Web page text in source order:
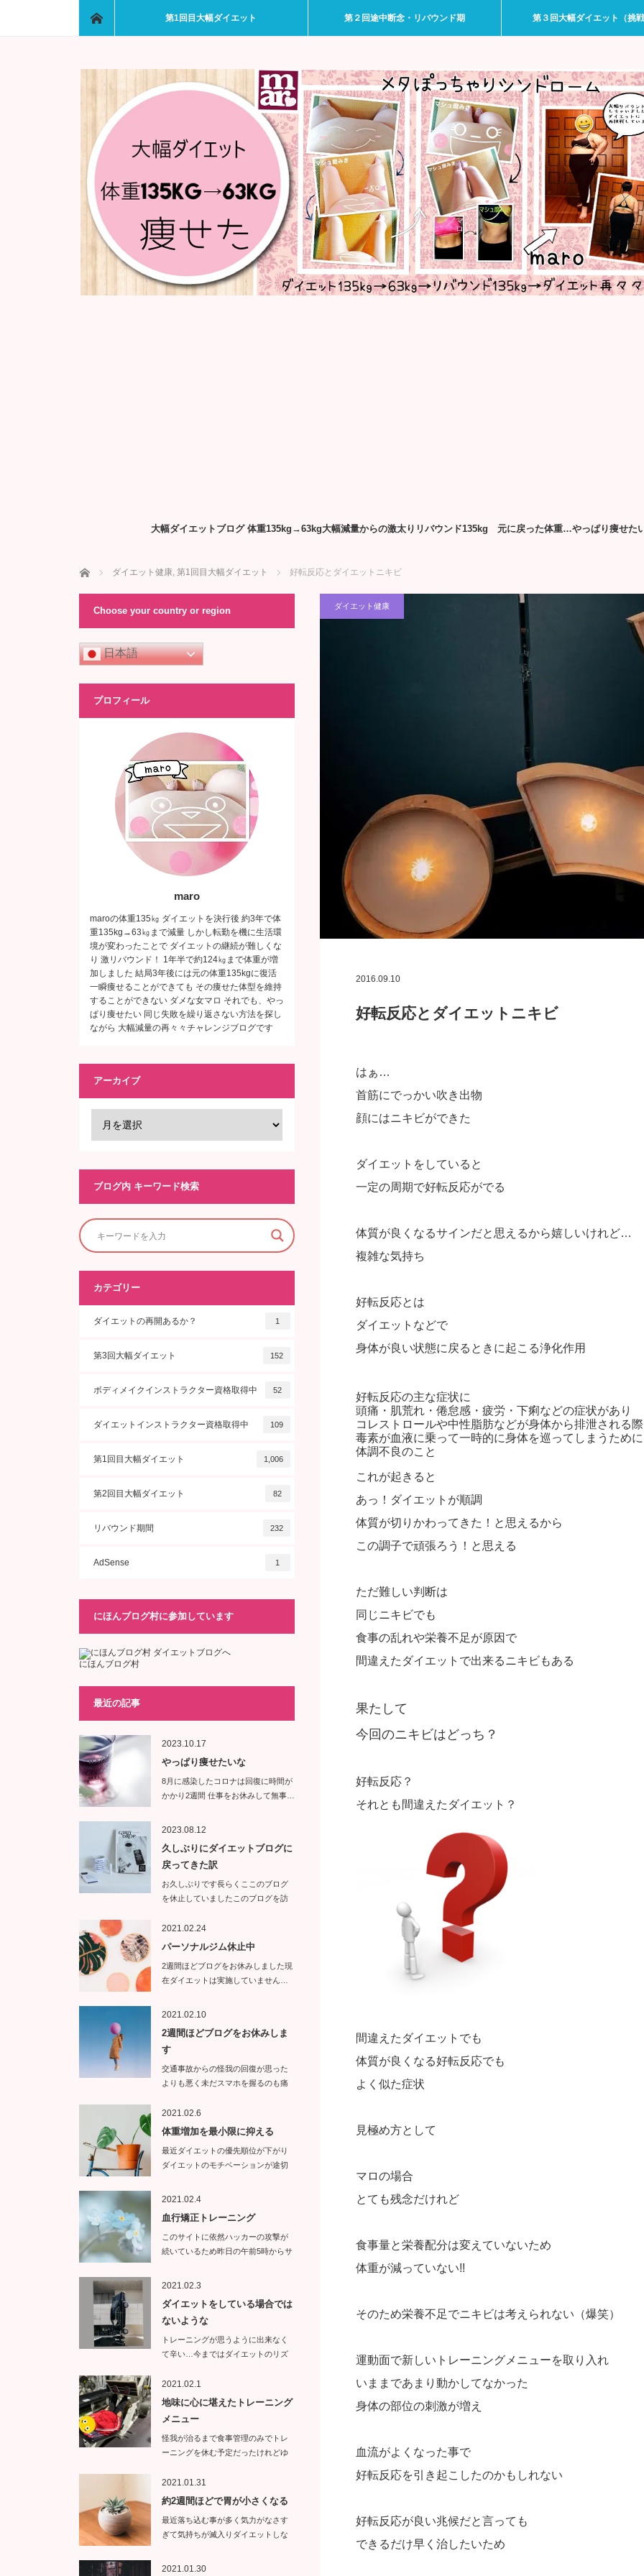
第1回目大幅ダイエット 第２回途中断念・リバウンド期 第３回大幅ダイエット（挑
大幅ダイエットブログ 体重135kg→63kg大幅減量からの激太りリバウンド135kg 元に戻った体重…やっぱり痩せた
ホーム ダイエット健康, 第1回目大幅ダイエット 好転反応とダイエットニキビ
ダイエット健康
2016.09.10
好転反応とダイエットニキビ
はぁ…
首筋にでっかい吹き出物
顔にはニキビができた
ダイエットをしていると
一定の周期で好転反応がでる
体質が良くなるサインだと思えるから嬉しいけれど…
複雑な気持ち
好転反応とは
ダイエットなどで
身体が良い状態に戻るときに起こる浄化作用
好転反応の主な症状に
頭痛・肌荒れ・倦怠感・疲労・下痢などの症状があり
コレストロールや中性脂肪などが身体から排泄される際
毒素が血液に乗って一時的に身体を巡ってしまうため
体調不良のこと
これが起きると
あっ！ダイエットが順調
体質が切りかわってきた！と思えるから
この調子で頑張ろう！と思える
ただ難しい判断は
同じニキビでも
食事の乱れや栄養不足が原因で
間違えたダイエットで出来るニキビもある
果たして
今回のニキビはどっち？
好転反応？
それとも間違えたダイエット？
間違えたダイエットでも
体質が良くなる好転反応でも
よく似た症状
見極め方として
マロの場合
とても残念だけれど
食事量と栄養配分は変えていないため
体重が減っていない!!
そのため栄養不足でニキビは考えられない（爆笑）
運動面で新しいトレーニングメニューを取り入れ
いままであまり動かしてなかった
身体の部位の刺激が増え
血流がよくなった事で
好転反応を引き起こしたのかもしれない
好転反応が良い兆候だと言っても
できるだけ早く治したいため
Choose your country or region
日本語
プロフィール
maro
maroの体重135㎏ ダイエットを決行後 約3年で体
重135kg→63㎏まで減量 しかし転勤を機に生活環
境が変わったことで ダイエットの継続が難しくな
り 激リバウンド！ 1年半で約124㎏まで体重が増
加しました 結局3年後には元の体重135kgに復活
一瞬痩せることができても その痩せた体型を維持
することができない ダメな女マロ それでも、やっ
ぱり痩せたい 同じ失敗を繰り返さない方法を探し
ながら 大幅減量の再々々チャレンジブログです
アーカイブ
ブログ内 キーワード検索
カテゴリー
ダイエットの再開あるか？ 1
第3回大幅ダイエット 152
ボディメイクインストラクター資格取得中 52
ダイエットインストラクター資格取得中 109
第1回目大幅ダイエット 1,006
第2回目大幅ダイエット 82
リバウンド期間 232
AdSense 1
にほんブログ村に参加しています
にほんブログ村
最近の記事
2023.10.17
やっぱり痩せたいな
8月に感染したコロナは回復に時間が
かかり2週間 仕事をお休みして無事…
2023.08.12
久しぶりにダイエットブログに
戻ってきた訳
お久しぶりです長らくここのブログ
を休止していましたこのブログを訪
2021.02.24
パーソナルジム休止中
2週間ほどブログをお休みしました現
在ダイエットは実施していません…
2021.02.10
2週間ほどブログをお休みしま
す
交通事故からの怪我の回復が思った
よりも悪く未だスマホを握るのも痛
2021.02.6
体重増加を最小限に抑える
最近ダイエットの優先順位が下がり
ダイエットのモチベーションが途切
2021.02.4
血行矯正トレーニング
このサイトに依然ハッカーの攻撃が
続いているため昨日の午前5時からサ
2021.02.3
ダイエットをしている場合では
ないような
トレーニングが思うように出来なく
て辛い…今まではダイエットのリズ
2021.02.1
地味に心に堪えたトレーニング
メニュー
怪我が治るまで食事管理のみでトレ
ーニングを休む予定だったけれどゆ
2021.01.31
約2週間ほどで胃が小さくなる
最近落ち込む事が多く気力がなさす
ぎて気持ちが滅入りダイエットしな
2021.01.30